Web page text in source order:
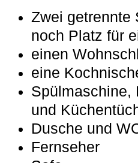
Zwei getrennte
noch Platz für
einen
eine
Spülmaschine,
und
Dusche und
Fernseher